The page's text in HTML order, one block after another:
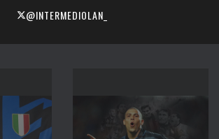
@INTERMEDIOLAN_